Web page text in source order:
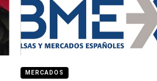
MERCADOS